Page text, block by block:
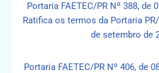
Portaria FAETEC/PR Nº 388, de
Ratifica os termos da Portaria
de setembro de
Portaria FAETEC/PR Nº 406, de